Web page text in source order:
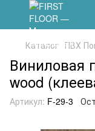
Каталог ПВХ
Виниловая
wood
Артикул: F-29-3